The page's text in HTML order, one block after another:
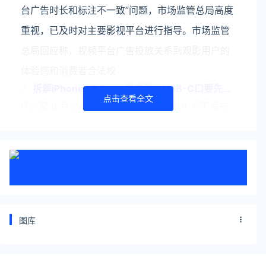
台广告时长和标注不一致”问题，市场监管总局高度
重视，已及时对主要影视平台进行指导。市场监管
拆解iPhone 17 Pro：换电池、USB-C口要先拆
IT之家 9 月 24 日消息，拆解频道 iFixit 今天发布
从拆后盖开始，维修人员先加热后盖，用吸盘和翘
关注公众号：拾黑（shiheibook）了解更多
关注数据与安全，洞悉企业级服务市场：
点击查看全文
图库